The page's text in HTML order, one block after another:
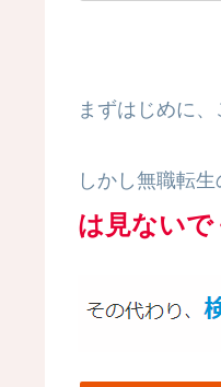
まずはじめに
しかし無職転
は見ない